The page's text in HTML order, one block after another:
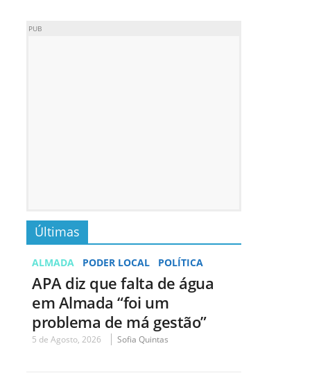
PUB
Últimas
ALMADA PODER LOCAL POLÍTICA
APA diz que falta de água
em Almada “foi um
problema de má gestão”
5 de Agosto, 2026 Sofia Quintas